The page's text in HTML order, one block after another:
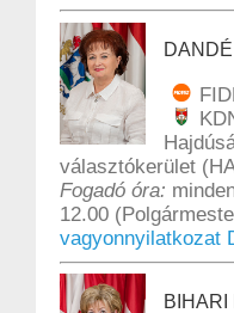
választókerület
Fogadó óra:
12.00
vagyonnyilatkozat
BIHARI